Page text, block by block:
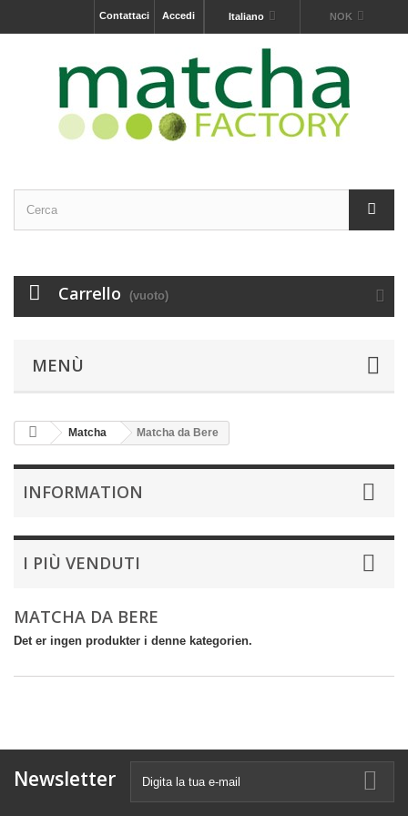
NOK
Italiano
Accedi
Contattaci
Carrello (vuoto)
MENÙ
Matcha Matcha da Bere
INFORMATION
I PIÙ VENDUTI
MATCHA DA BERE
Det er ingen produkter i denne kategorien.
Newsletter